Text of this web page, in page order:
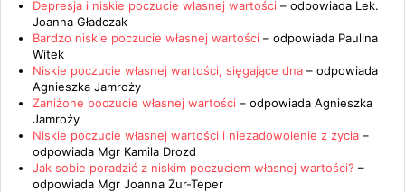
Depresja i niskie poczucie własnej wartości – odpowiada Lek.
Joanna Gładczak
Bardzo niskie poczucie własnej wartości – odpowiada Paulina
Witek
Niskie poczucie własnej wartości, sięgające dna – odpowiada
Agnieszka Jamroży
Zaniżone poczucie własnej wartości – odpowiada Agnieszka
Jamroży
Niskie poczucie własnej wartości i niezadowolenie z życia –
odpowiada Mgr Kamila Drozd
Jak sobie poradzić z niskim poczuciem własnej wartości? –
odpowiada Mgr Joanna Żur-Teper